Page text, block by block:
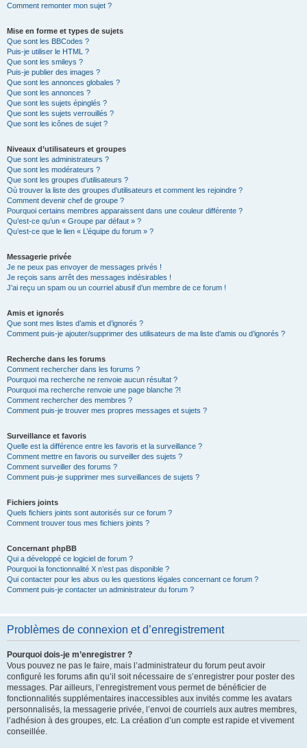
Comment remonter mon sujet ?
Mise en forme et types de sujets
Que sont les BBCodes ?
Puis-je utiliser le HTML ?
Que sont les smileys ?
Puis-je publier des images ?
Que sont les annonces globales ?
Que sont les annonces ?
Que sont les sujets épinglés ?
Que sont les sujets verrouillés ?
Que sont les icônes de sujet ?
Niveaux d’utilisateurs et groupes
Que sont les administrateurs ?
Que sont les modérateurs ?
Que sont les groupes d’utilisateurs ?
Où trouver la liste des groupes d’utilisateurs et comment les rejoindre ?
Comment devenir chef de groupe ?
Pourquoi certains membres apparaissent dans une couleur différente ?
Qu’est-ce qu’un « Groupe par défaut » ?
Qu’est-ce que le lien « L’équipe du forum » ?
Messagerie privée
Je ne peux pas envoyer de messages privés !
Je reçois sans arrêt des messages indésirables !
J’ai reçu un spam ou un courriel abusif d’un membre de ce forum !
Amis et ignorés
Que sont mes listes d’amis et d’ignorés ?
Comment puis-je ajouter/supprimer des utilisateurs de ma liste d’amis ou d’ignorés ?
Recherche dans les forums
Comment rechercher dans les forums ?
Pourquoi ma recherche ne renvoie aucun résultat ?
Pourquoi ma recherche renvoie une page blanche ?!
Comment rechercher des membres ?
Comment puis-je trouver mes propres messages et sujets ?
Surveillance et favoris
Quelle est la différence entre les favoris et la surveillance ?
Comment mettre en favoris ou surveiller des sujets ?
Comment surveiller des forums ?
Comment puis-je supprimer mes surveillances de sujets ?
Fichiers joints
Quels fichiers joints sont autorisés sur ce forum ?
Comment trouver tous mes fichiers joints ?
Concernant phpBB
Qui a développé ce logiciel de forum ?
Pourquoi la fonctionnalité X n’est pas disponible ?
Qui contacter pour les abus ou les questions légales concernant ce forum ?
Comment puis-je contacter un administrateur du forum ?
Problèmes de connexion et d’enregistrement
Pourquoi dois-je m’enregistrer ?
Vous pouvez ne pas le faire, mais l’administrateur du forum peut avoir
configuré les forums afin qu’il soit nécessaire de s’enregistrer pour poster des
messages. Par ailleurs, l’enregistrement vous permet de bénéficier de
fonctionnalités supplémentaires inaccessibles aux invités comme les avatars
personnalisés, la messagerie privée, l’envoi de courriels aux autres membres,
l’adhésion à des groupes, etc. La création d’un compte est rapide et vivement
conseillée.